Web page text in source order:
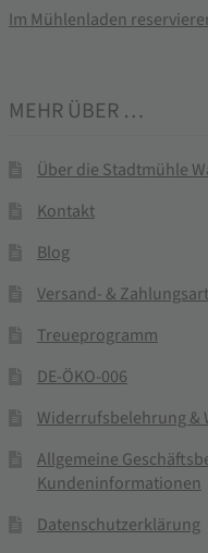
Im Mühlenladen
MEHR ÜBER …
Über die Stadtmühle
Kontakt
Blog
Versand- &
Treueprogramm
DE-ÖKO-006
Widerrufsbelehrung
Allgemeine
Kundeninformationen
Datenschutzerklärung